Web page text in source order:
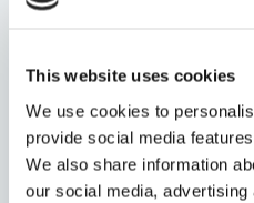
This website uses cookies
We use cookies to
provide social media
We also share information
our social media,